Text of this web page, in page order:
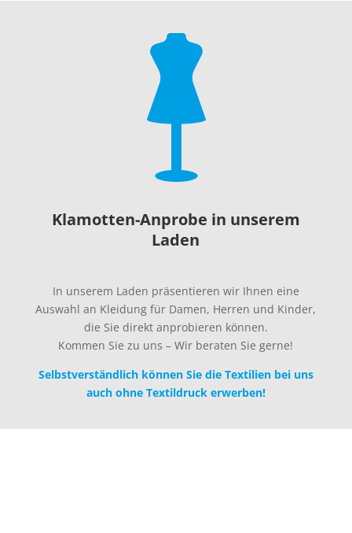
Klamotten-Anprobe in unserem
Laden
In unserem Laden präsentieren wir Ihnen eine
Auswahl an Kleidung für Damen, Herren und Kinder,
die Sie direkt anprobieren können.
Kommen Sie zu uns – Wir beraten Sie gerne!
Selbstverständlich können Sie die Textilien bei uns
auch ohne Textildruck erwerben!